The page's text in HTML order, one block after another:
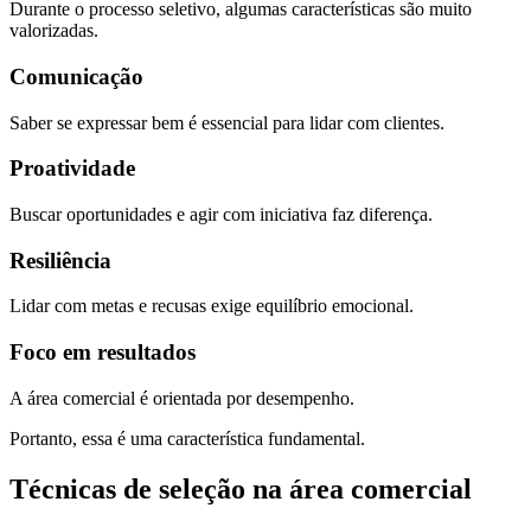
Durante o processo seletivo, algumas características são muito
valorizadas.
Comunicação
Saber se expressar bem é essencial para lidar com clientes.
Proatividade
Buscar oportunidades e agir com iniciativa faz diferença.
Resiliência
Lidar com metas e recusas exige equilíbrio emocional.
Foco em resultados
A área comercial é orientada por desempenho.
Portanto, essa é uma característica fundamental.
Técnicas de seleção na área comercial